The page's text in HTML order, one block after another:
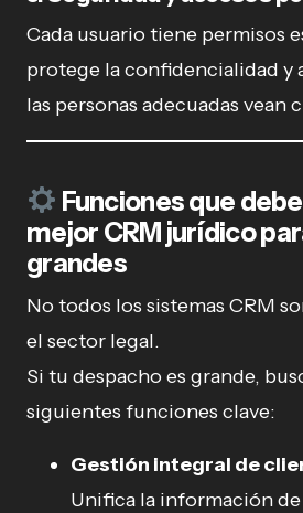
Cada usuario tiene permisos
protege la confidencialidad y
las personas adecuadas vean
Funciones que
mejor CRM jurídico
grandes
No todos los sistemas CRM
el sector legal.
Si tu despacho es grande,
siguientes funciones clave:
Gestión integral de
Unifica la información